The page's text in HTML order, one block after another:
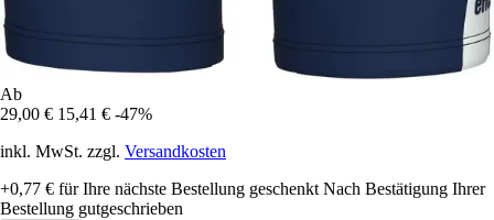
Ab
29,00 € 15,41 € -47%
inkl. MwSt. zzgl. Versandkosten
+0,77 € für Ihre nächste Bestellung geschenkt Nach Bestätigung Ihrer
Bestellung gutgeschrieben